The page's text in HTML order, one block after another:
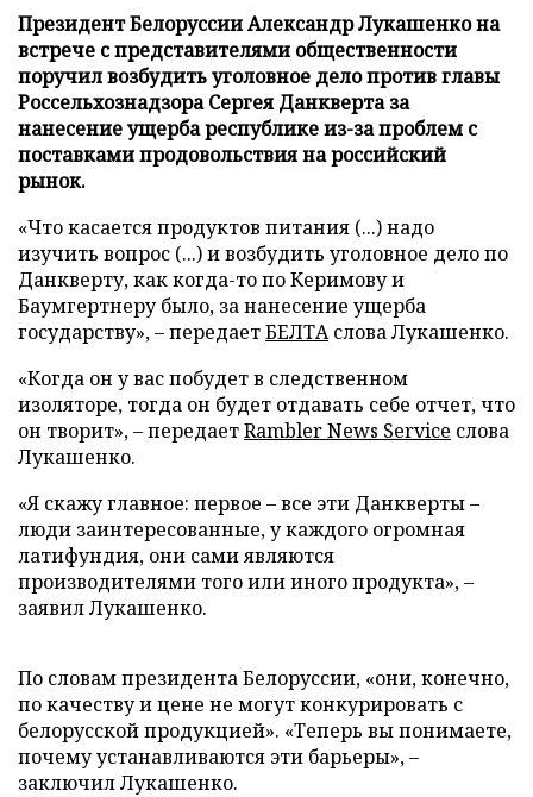
Президент Белоруссии Александр Лукашенко на
встрече с представителями общественности
поручил возбудить уголовное дело против главы
Россельхознадзора Сергея Данкверта за
нанесение ущерба республике из-за проблем с
поставками продовольствия на российский
рынок.
«Что касается продуктов питания (...) надо
изучить вопрос (...) и возбудить уголовное дело по
Данкверту, как когда-то по Керимову и
Баумгертнеру было, за нанесение ущерба
государству», – передаетБЕЛТАслова Лукашенко.
«Когда он у вас побудет в следственном
изоляторе, тогда он будет отдавать себе отчет, что
он творит», – передаетRambler News Service слова
Лукашенко.
«Я скажу главное: первое – все эти Данкверты –
люди заинтересованные, у каждого огромная
латифундия, они сами являются
производителями того или иного продукта», –
заявил Лукашенко.
По словам президента Белоруссии, «они, конечно,
по качеству и цене не могут конкурировать с
белорусской продукцией». «Теперь вы понимаете,
почему устанавливаются эти барьеры», –
заключил Лукашенко.